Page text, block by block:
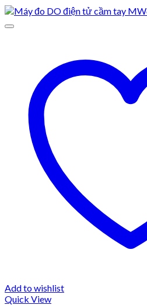
Add to wishlist
Quick View